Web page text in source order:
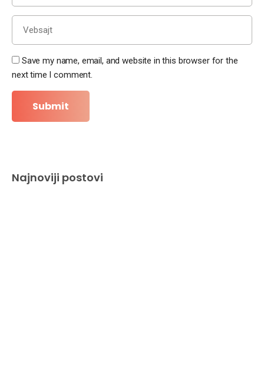
Save my name, email, and website in this browser for the
next time I comment.
Najnoviji postovi